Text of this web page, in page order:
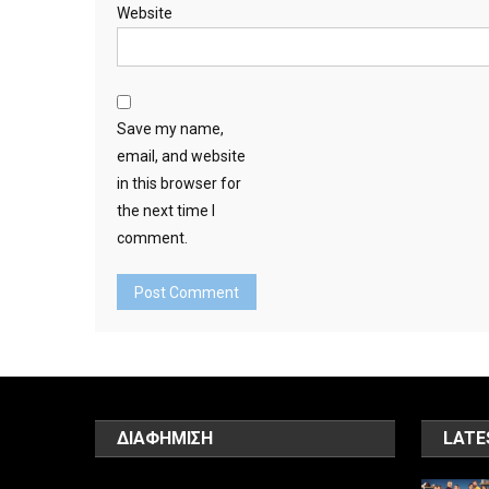
Website
Save my name,
email, and website
in this browser for
the next time I
comment.
ΔΙΑΦΗΜΙΣΗ